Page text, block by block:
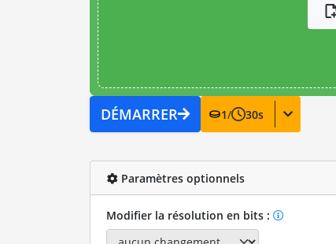
DÉMARRER 1/ 30s
Paramètres optionnels
Modifier la résolution en bits :